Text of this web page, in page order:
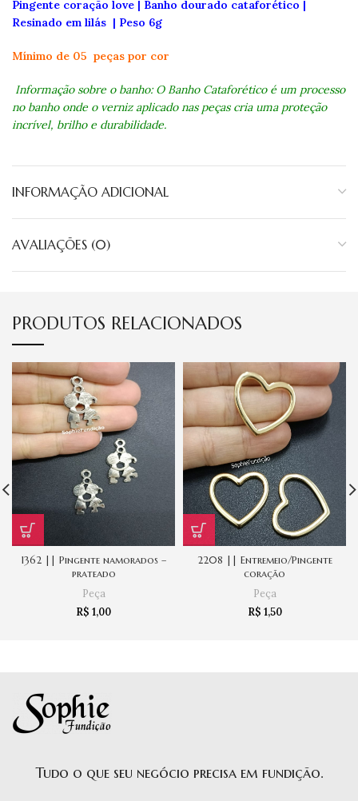
Pingente coração love | Banho dourado cataforético |
Resinado em lilás | Peso 6g
Mínimo de 05 peças por cor
Informação sobre o banho: O Banho Cataforético é um processo
no banho onde o verniz aplicado nas peças cria uma proteção
incrível, brilho e durabilidade.
INFORMAÇÃO ADICIONAL
AVALIAÇÕES (0)
PRODUTOS RELACIONADOS
1362 || Pingente namorados –
prateado
Peça
R$ 1,00
2208 || Entremeio/Pingente
coração
Peça
R$ 1,50
Tudo o que seu negócio precisa em fundição.